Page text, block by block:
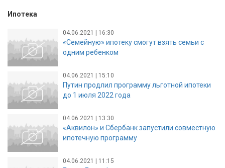
Ипотека
04.06.2021 | 16:30
«Семейную» ипотеку смогут взять семьи с
одним ребенком
04.06.2021 | 15:10
Путин продлил программу льготной ипотеки
до 1 июля 2022 года
04.06.2021 | 13:30
«Аквилон» и Сбербанк запустили совместную
ипотечную программу
04.06.2021 | 11:15